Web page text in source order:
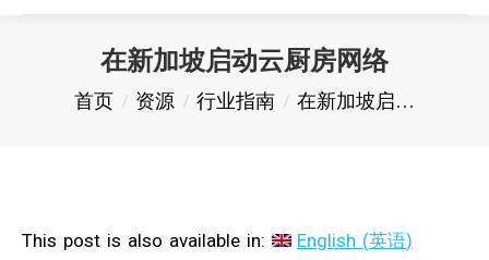
在新加坡启动云厨房网络
您在这里：
首页 资源 行业指南 在新加坡启…
This post is also available in: English (英语)